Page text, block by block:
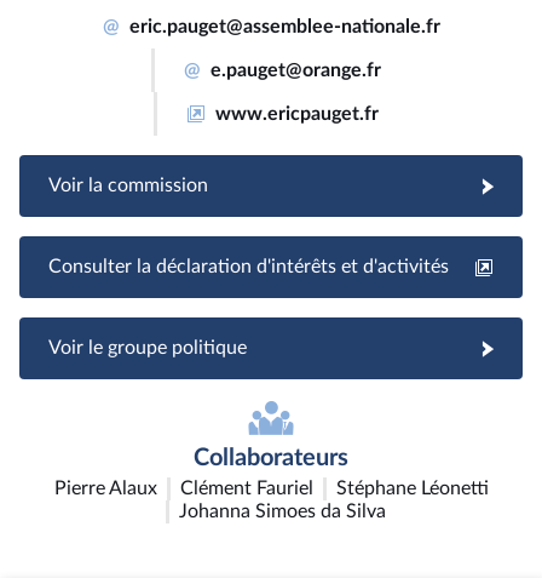
@ eric.pauget@assemblee-nationale.fr
@ e.pauget@orange.fr
www.ericpauget.fr
Voir la commission
Consulter la déclaration d'intérêts et d'activités
Voir le groupe politique
Collaborateurs
Pierre Alaux Clément Fauriel
Stéphane Léonetti
Johanna Simoes da Silva